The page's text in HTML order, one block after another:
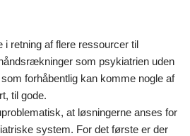
i retning af flere ressourcer til
som psykiatrien uden
forhåbentlig kan komme nogle af
til gode.
at løsningerne anses for
system. For det første er der